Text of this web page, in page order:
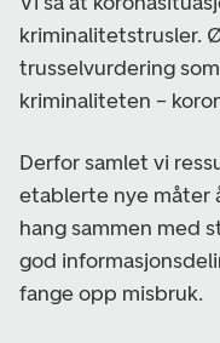
kriminalitetstrusler.
trusselvurdering
kriminaliteten –
Derfor samlet vi
etablerte nye måter
hang sammen med
god
fange opp misbruk.